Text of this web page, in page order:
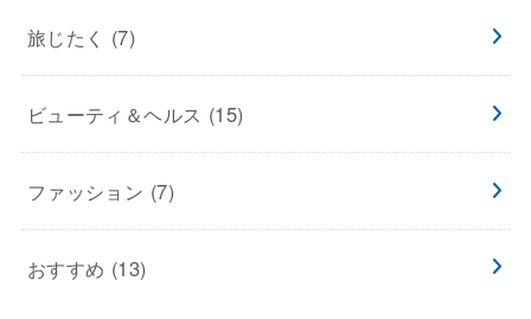
旅じたく (7)
ビューティ＆ヘルス (15)
ファッション (7)
おすすめ (13)